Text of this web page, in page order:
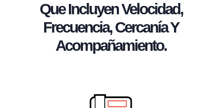
Que Incluyen Velocidad,
Frecuencia, Cercanía Y
Acompañamiento.